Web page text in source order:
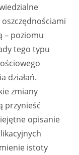
– poziomu
tego typu
działań.
zmiany
przynieść
opisanie
istoty